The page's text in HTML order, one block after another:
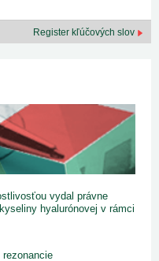
Register kľúčových slov
vydal právne
hyalurónovej v rámci